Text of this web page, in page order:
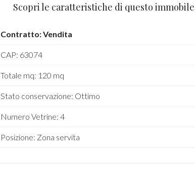
Scopri le caratteristiche di questo immobile
Contratto: Vendita
CAP: 63074
Totale mq: 120 mq
Stato conservazione: Ottimo
Numero Vetrine: 4
Posizione: Zona servita